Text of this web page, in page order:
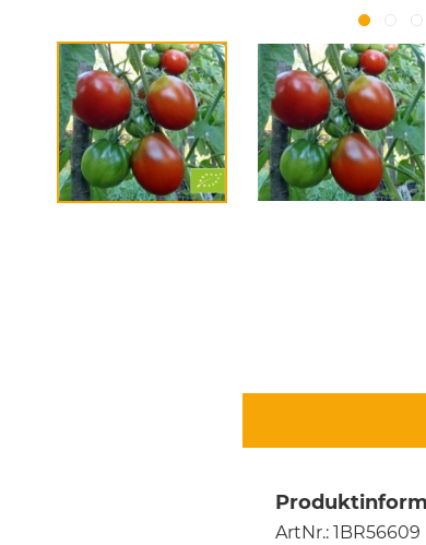
ArtNr.: 1BR56609